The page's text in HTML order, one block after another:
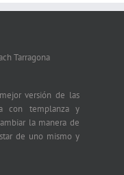
versión de las
con templanza y
la manera de
de uno mismo y